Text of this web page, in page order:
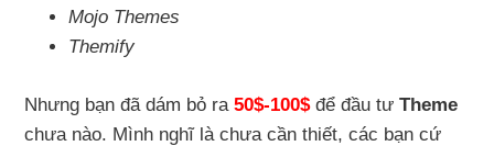
Mojo Themes
Themify
Nhưng bạn đã dám bỏ ra50$-100$để đầu tưTheme
chưa nào. Mình nghĩ là chưa cần thiết, các bạn cứ